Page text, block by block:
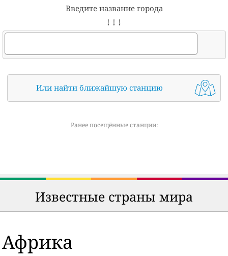
Введите название города
↓ ↓ ↓
Или найти ближайшую станцию
Ранее посещённые станции:
Известные страны мира
Африка